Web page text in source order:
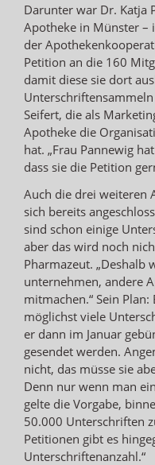
Darunter war Dr. Katja
Apotheke in Münster
der
Petition an die 160
damit diese sie dort
Seifert, die als
Apotheke die
hat. „Frau Pannewig
dass sie die Petition
Auch die drei weiteren
sich bereits
sind schon einige
aber das wird noch
Pharmazeut. „Deshalb
unternehmen, andere
mitmachen.“ Sein Plan:
möglichst viele
er dann im Januar
gesendet werden.
nicht, das müsse sie
Denn nur wenn man
gelte die Vorgabe,
50.000 Unterschriften
Petitionen gibt es
Unterschriftenanzahl.“